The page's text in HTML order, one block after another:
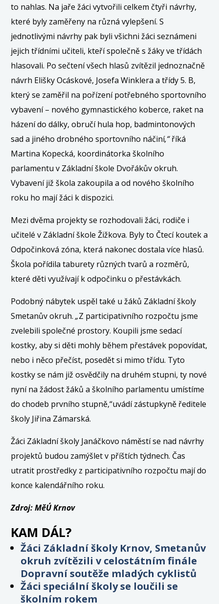
to nahlas. Na jaře žáci vytvořili celkem čtyři návrhy,
které byly zaměřeny na různá vylepšení. S
jednotlivými návrhy pak byli všichni žáci seznámeni
jejich třídními učiteli, kteří společně s žáky ve třídách
hlasovali. Po sečtení všech hlasů zvítězil jednoznačně
návrh Elišky Ocáskové, Josefa Winklera a třídy 5. B,
který se zaměřil na pořízení potřebného sportovního
vybavení – nového gymnastického koberce, raket na
házení do dálky, obručí hula hop, badmintonových
sad a jiného drobného sportovního náčiní,“říká
Martina Kopecká, koordinátorka školního
parlamentu v Základní škole Dvořákův okruh.
Vybavení již škola zakoupila a od nového školního
roku ho mají žáci k dispozici.
Mezi dvěma projekty se rozhodovali žáci, rodiče i
učitelé v Základní škole Žižkova. Byly to Čtecí koutek a
Odpočinková zóna, která nakonec dostala více hlasů.
Škola pořídila taburety různých tvarů a rozměrů,
které děti využívají k odpočinku o přestávkách.
Podobný nábytek uspěl také u žáků Základní školy
Smetanův okruh.„Z participativního rozpočtu jsme
zvelebili společné prostory. Koupili jsme sedací
kostky, aby si děti mohly během přestávek popovídat,
nebo i něco přečíst, posedět si mimo třídu. Tyto
kostky se nám již osvědčily na druhém stupni, ty nové
nyní na žádost žáků a školního parlamentu umístíme
do chodeb prvního stupně,“uvádí zástupkyně ředitele
školy Jiřina Zámarská.
Žáci Základní školy Janáčkovo náměstí se nad návrhy
projektů budou zamýšlet v příštích týdnech. Čas
utratit prostředky z participativního rozpočtu mají do
konce kalendářního roku.
Zdroj: MěÚ Krnov
KAM DÁL?
Žáci Základní školy Krnov, Smetanův
okruh zvítězili v celostátním finále
Dopravní soutěže mladých cyklistů
Žáci speciální školy se loučili se
školním rokem